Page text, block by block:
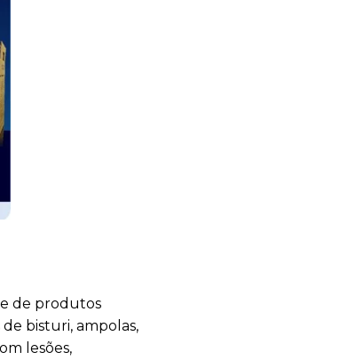
de produtos
bisturi, ampolas,
lesões,